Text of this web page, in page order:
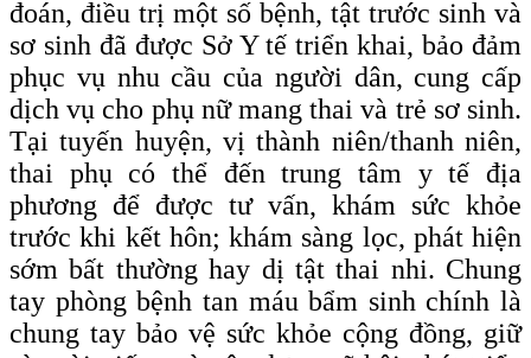
đoán, điều trị một số bệnh, tật trước sinh và
sơ sinh đã được Sở Y tế triển khai, bảo đảm
phục vụ nhu cầu của người dân, cung cấp
dịch vụ cho phụ nữ mang thai và trẻ sơ sinh.
Tại tuyến huyện, vị thành niên/thanh niên,
thai phụ có thể đến trung tâm y tế địa
phương để được tư vấn, khám sức khỏe
trước khi kết hôn; khám sàng lọc, phát hiện
sớm bất thường hay dị tật thai nhi. Chung
tay phòng bệnh tan máu bẩm sinh chính là
chung tay bảo vệ sức khỏe cộng đồng, giữ